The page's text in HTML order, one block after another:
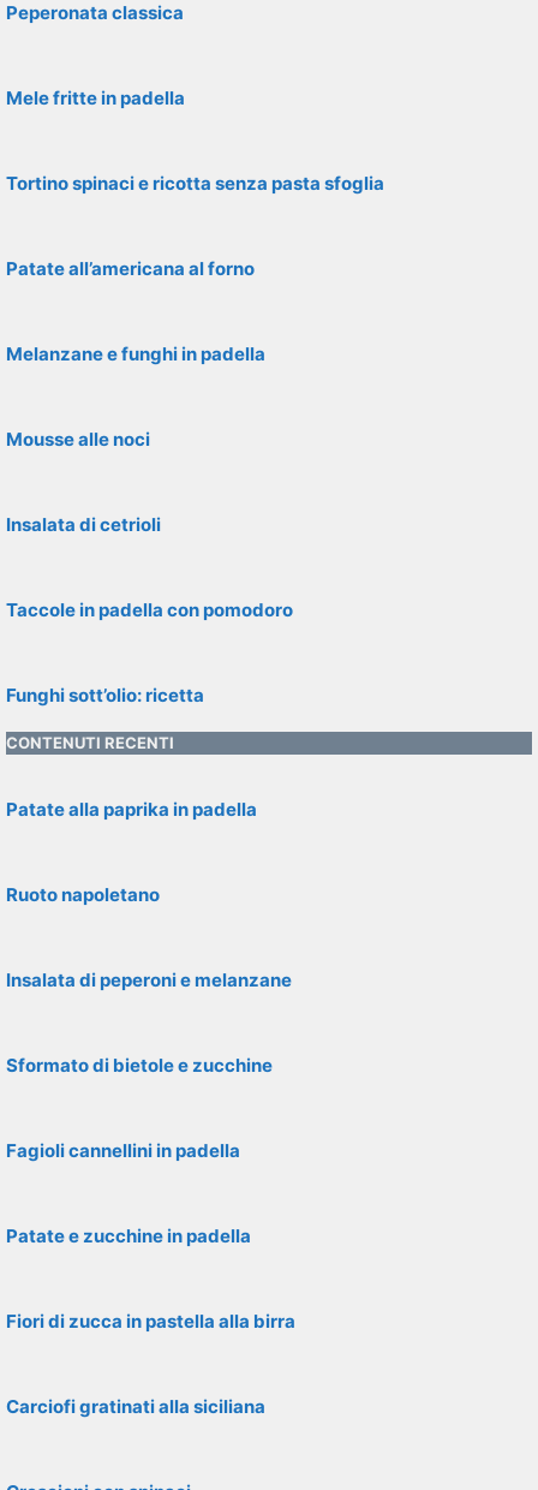
Peperonata classica
Mele fritte in padella
Tortino spinaci e ricotta senza pasta sfoglia
Patate all’americana al forno
Melanzane e funghi in padella
Mousse alle noci
Insalata di cetrioli
Taccole in padella con pomodoro
Funghi sott’olio: ricetta
CONTENUTI RECENTI
Patate alla paprika in padella
Ruoto napoletano
Insalata di peperoni e melanzane
Sformato di bietole e zucchine
Fagioli cannellini in padella
Patate e zucchine in padella
Fiori di zucca in pastella alla birra
Carciofi gratinati alla siciliana